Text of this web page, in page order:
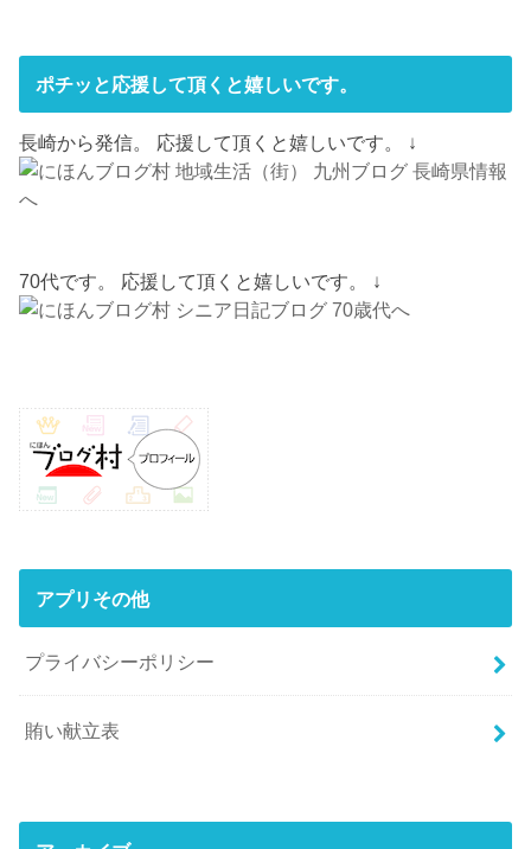
ポチッと応援して頂くと嬉しいです。
長崎から発信。 応援して頂くと嬉しいです。 ↓
70代です。 応援して頂くと嬉しいです。 ↓
アプリその他
プライバシーポリシー
賄い献立表